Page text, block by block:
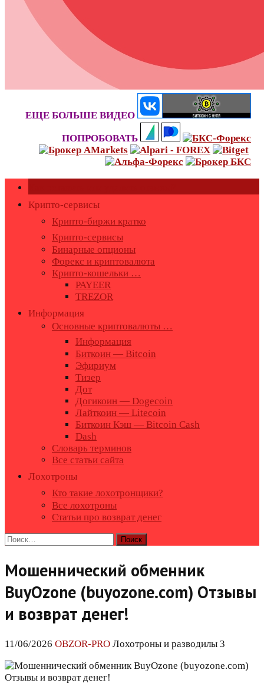
ЕЩЕ БОЛЬШЕ ВИДЕО
ПОПРОБОВАТЬ
Крипто-сервисы
Крипто-биржи кратко
Крипто-сервисы
Бинарные опционы
Форекс и криптовалюта
Крипто-кошельки …
PAYEER
TREZOR
Информация
Основные криптовалюты …
Информация
Биткоин — Bitcoin
Эфириум
Тизер
Дот
Догикоин — Dogecoin
Лайткоин — Litecoin
Биткоин Кэш — Bitcoin Cash
Dash
Словарь терминов
Все статьи сайта
Лохотроны
Кто такие лохотронщики?
Все лохотроны
Статьи про возврат денег
Найти:
Мошеннический обменник
BuyOzone (buyozone.com) Отзывы
и возврат денег!
11/06/2026 OBZOR-PRO Лохотроны и разводилы 3